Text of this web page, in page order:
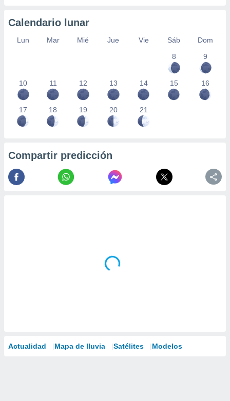
Calendario lunar
Lun Mar Mié Jue Vie Sáb
Dom
8
9
10 11 12 13 14 15 16
17 18 19 20 21
Compartir predicción
Actualidad Mapa de lluvia Satélites Modelos